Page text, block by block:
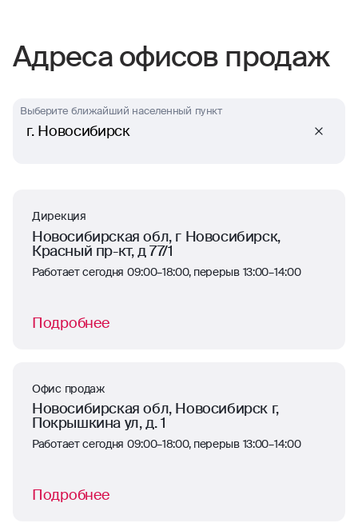
Адреса офисов продаж
г. Новосибирск
Выберите ближайший населенный пункт
Дирекция
Новосибирская обл, г Новосибирск,
Красный пр-кт, д 77/1
Работает сегодня 09:00–18:00, перерыв 13:00–14:00
Подробнее
Офис продаж
Новосибирская обл, Новосибирск г,
Покрышкина ул, д. 1
Работает сегодня 09:00–18:00, перерыв 13:00–14:00
Подробнее